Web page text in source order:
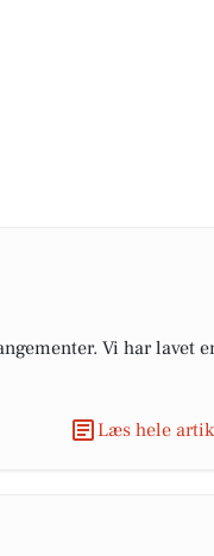
Vi har lavet
Læs hele